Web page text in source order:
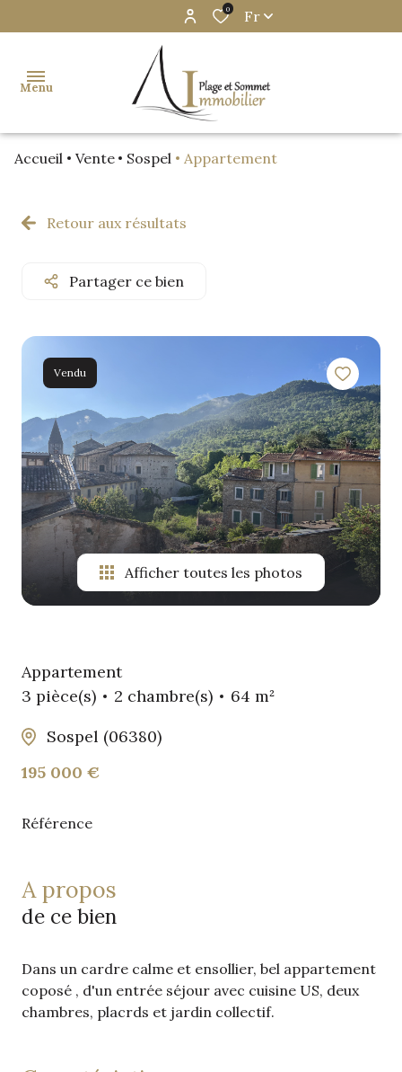
0 Fr
Menu
notre
acheter
vendus
location
gestion
locative
Accueil Vente Sospel Appartement
Retour aux résultats
Partager ce bien
Vendu
Afficher toutes les photos
Appartement
3 pièce(s)
2 chambre(s)
64 m²
Sospel (06380)
195 000 €
Référence
a propos
de ce bien
Dans un cardre calme et ensollier, bel appartement
coposé , d'un entrée séjour avec cuisine US, deux
chambres, placrds et jardin collectif.